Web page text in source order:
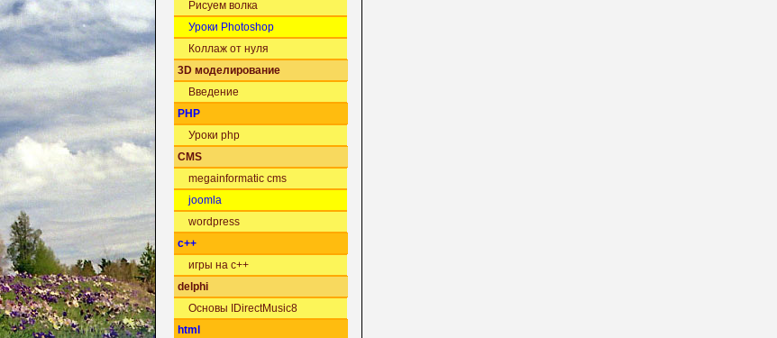
Рисуем волка
Уроки Photoshop
Коллаж от нуля
3D моделирование
Введение
PHP
Уроки php
CMS
megainformatic cms
joomla
wordpress
c++
игры на c++
delphi
Основы IDirectMusic8
html